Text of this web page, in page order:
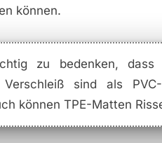
können.
zu bedenken, dass
sind als
können TPE-Matten